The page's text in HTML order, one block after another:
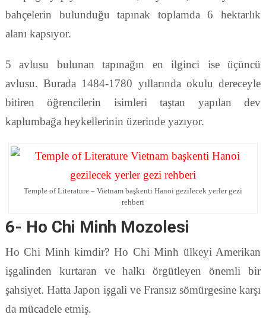
bahçelerin bulunduğu tapınak toplamda 6 hektarlık
alanı kapsıyor.
5 avlusu bulunan tapınağın en ilginci ise üçüncü
avlusu. Burada 1484-1780 yıllarında okulu dereceyle
bitiren öğrencilerin isimleri taştan yapılan dev
kaplumbağa heykellerinin üzerinde yazıyor.
Temple of Literature – Vietnam başkenti Hanoi gezilecek yerler gezi
rehberi
6- Ho Chi Minh Mozolesi
Ho Chi Minh kimdir? Ho Chi Minh ülkeyi Amerikan
işgalinden kurtaran ve halkı örgütleyen önemli bir
şahsiyet. Hatta Japon işgali ve Fransız sömürgesine karşı
da mücadele etmiş.